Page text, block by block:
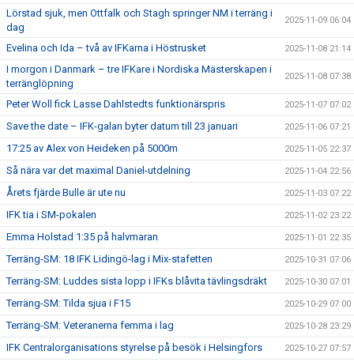
Lörstad sjuk, men Ottfalk och Stagh springer NM i terräng i
dag
2025-11-09 06:04
Evelina och Ida – två av IFKarna i Höstrusket 2025-11-08 21:14
I morgon i Danmark – tre IFKare i Nordiska Mästerskapen i
terränglöpning
2025-11-08 07:38
Peter Woll fick Lasse Dahlstedts funktionärspris 2025-11-07 07:02
Save the date – IFK-galan byter datum till 23 januari 2025-11-06 07:21
17:25 av Alex von Heideken på 5000m 2025-11-05 22:37
Så nära var det maximal Daniel-utdelning 2025-11-04 22:56
Årets fjärde Bulle är ute nu 2025-11-03 07:22
IFK tia i SM-pokalen 2025-11-02 23:22
Emma Holstad 1:35 på halvmaran 2025-11-01 22:35
Terräng-SM: 18 IFK Lidingö-lag i Mix-stafetten 2025-10-31 07:06
Terräng-SM: Luddes sista lopp i IFKs blåvita tävlingsdräkt 2025-10-30 07:01
Terräng-SM: Tilda sjua i F15 2025-10-29 07:00
Terräng-SM: Veteranerna femma i lag 2025-10-28 23:29
IFK Centralorganisations styrelse på besök i Helsingfors 2025-10-27 07:57